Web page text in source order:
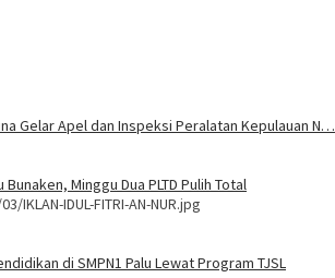
Gelar Apel dan Inspeksi Peralatan Kepulauan N…
Minggu Dua PLTD Pulih Total
IDUL-FITRI-AN-NUR.jpg
di SMPN1 Palu Lewat Program TJSL